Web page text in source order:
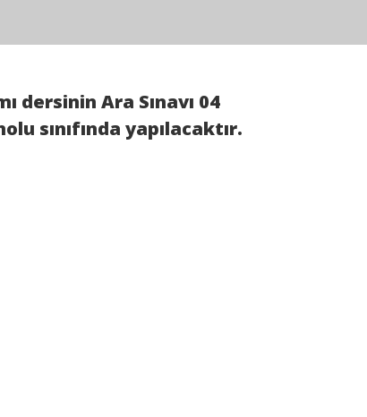
dersinin Ara Sınavı 04
sınıfında yapılacaktır.